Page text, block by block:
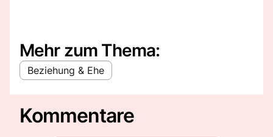
Mehr zum Thema:
Beziehung & Ehe
Kommentare